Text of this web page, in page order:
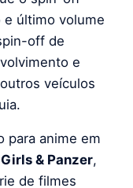
e último volume
off de
e
veículos
para anime em
Girls & Panzer,
de filmes